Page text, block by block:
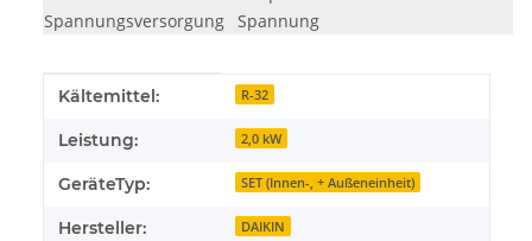
Spannungsversorgung Spannung
Produkteigenschaft
Wert
Kältemittel: R-32
Leistung: 2,0 kW
GeräteTyp: SET (Innen-, + Außeneinheit)
Hersteller: DAIKIN